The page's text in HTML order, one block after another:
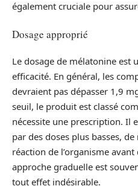
également cruciale pour
Dosage approprié
Le dosage de mélatonine est
efficacité. En général, les
devraient pas dépasser 1,9
seuil, le produit est classé
nécessite une prescription. Il
par des doses plus basses,
réaction de l’organisme avant
approche graduelle est
tout effet indésirable.